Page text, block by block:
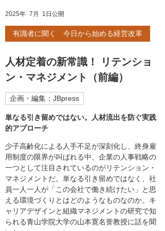
2025年 7月 1日公開
有識者に聞く 今日から始める経営改革
人材定着の新常識！ リテンショ
ン・マネジメント（前編）
企画・編集：JBpress
単なる引き留めではない。人材流出を防ぐ実践
的アプローチ
少子高齢化による人手不足が深刻化し、終身雇
用制度の限界が叫ばれる中、企業の人事戦略の
一つとして注目されているのがリテンション・
マネジメントだ。単なる引き留めではなく、社
員一人一人が「この会社で働き続けたい」と思
える環境づくりとはどのようなものなのか。キ
ャリアデザインと組織マネジメントの研究で知
られる青山学院大学の山本寛名誉教授に話を聞